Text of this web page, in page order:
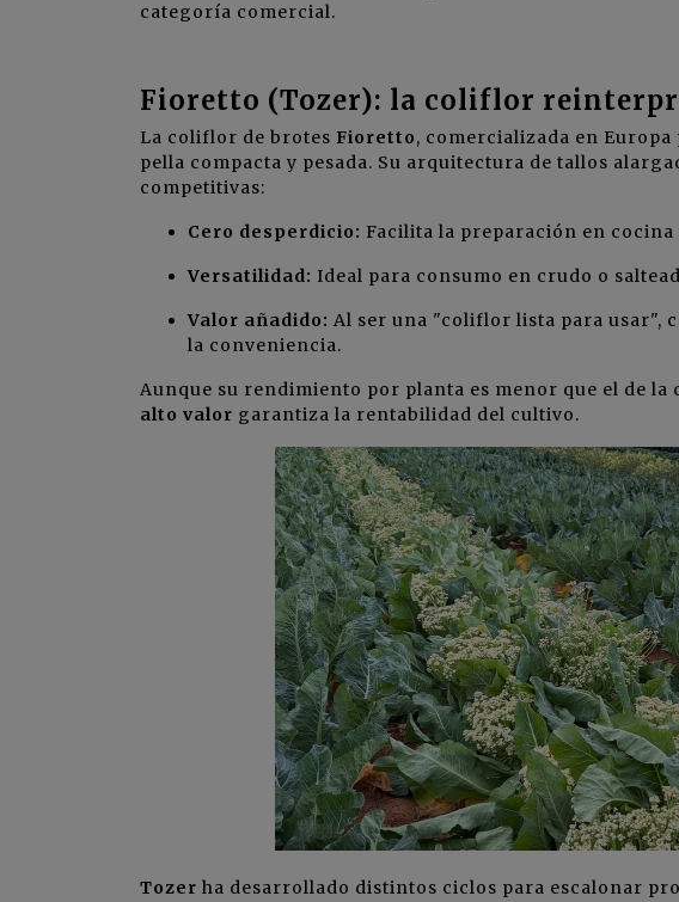
categoría comercial.
Fioretto (Tozer): la coliflor
La coliflor de brotes Fioretto, comercializada en Europa
pella compacta y pesada. Su arquitectura de tallos
competitivas:
Cero desperdicio: Facilita la preparación en cocina
Versatilidad: Ideal para consumo en crudo o
Valor añadido: Al ser una "coliflor lista para usar",
la conveniencia.
Aunque su rendimiento por planta es menor que el de
alto valor garantiza la rentabilidad del cultivo.
Tozer ha desarrollado distintos ciclos para escalonar